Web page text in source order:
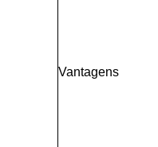
Vantagens